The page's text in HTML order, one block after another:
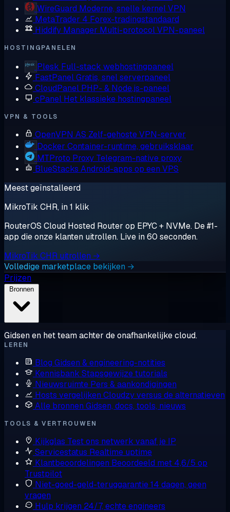
WireGuard Moderne, snelle kernel VPN
MetaTrader 4 Forex-tradingstandaard
Hiddify Manager Multi-protocol VPN-paneel
HOSTINGPANELEN
Plesk Full-stack webhostingpaneel
FastPanelGratis, snel serverpaneel
CloudPanel PHP- & Node.js-paneel
cPanel Het klassieke hostingpaneel
VPN & TOOLS
OpenVPN AS Zelf-gehoste VPN-server
Docker Container-runtime, gebruiksklaar
MTProto Proxy Telegram-native proxy
BlueStacks Android-apps op een VPS
Meest geïnstalleerd
MikroTik CHR, in 1 klik
RouterOS Cloud Hosted Router op EPYC + NVMe. De #1-
app die onze klanten uitrollen. Live in 60 seconden.
MikroTik CHR uitrollen →
Volledige marketplace bekijken →
Prijzen
Gidsen en het team achter de onafhankelijke cloud.
LEREN
Blog Gidsen & engineering-notities
Kennisbank Stapsgewijze tutorials
Nieuwsruimte Pers & aankondigingen
Hosts vergelijken Cloudzy versus de alternatieven
Alle bronnen Gidsen, docs, tools, nieuws
TOOLS & VERTROUWEN
Kijkglas Test ons netwerk vanaf je IP
Servicestatus Realtime uptime
Klantbeoordelingen Beoordeeld met 4,6/5 op
Trustpilot
Niet-goed-geld-teruggarantie14 dagen, geen
vragen
Hulp krijgen 24/7, echte engineers